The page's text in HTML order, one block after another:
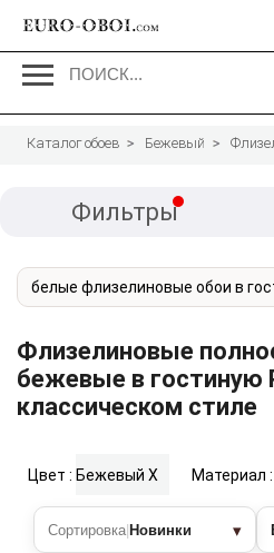
EURO-OBOI.com
Каталог обоев Бежевый
Фильтры
белые флизелиновые обои в
Флизелиновые
бежевые в гостиную
классическом стиле
Цвет : Бежевый X Материал :
Сортировка|Новинки ▾